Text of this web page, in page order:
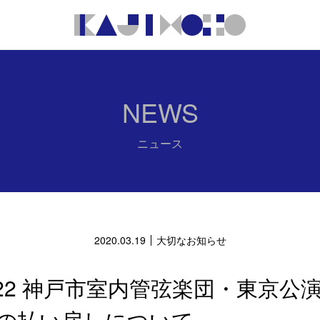
NEWS
ニュース
2020.03.19 大切なお知らせ
神戸市室内管弦楽団・東京公